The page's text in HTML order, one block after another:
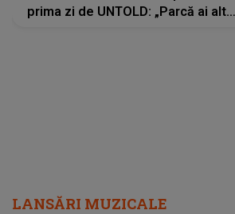
prima zi de UNTOLD: „Parcă ai altă
LANSĂRI MUZICALE